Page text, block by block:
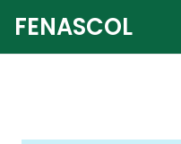
FENASCOL